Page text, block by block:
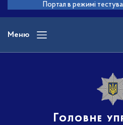
основного
вмісту
Портал в режимі
Меню
Головне